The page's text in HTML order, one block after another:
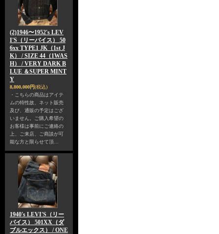
(2)1946〜1952's LEV
I'S（リーバイス） 50
6xx TYPE1 JK（1st J
K） / SIZE 44（1WAS
H） / VERY DARK B
LUE ＆SUPER MINT
Y
8,800,000円(税込)
・こちらの商品はアイテ
ムの特性故、ネット販売
及び、通販の予定はござ
いません。ご購入希望の
お客様は事前にご連絡の
上、ご来店、ご商談が可
能な方と限らせて頂…
1940's LEVI'S（リー
バイス） 501XX（ダ
ブルエックス） / ONE